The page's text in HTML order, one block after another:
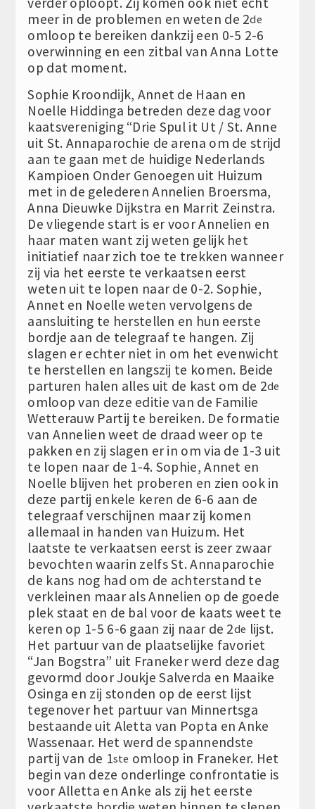
meer in de problemen en weten de 2de
omloop te bereiken dankzij een 0-5 2-6
overwinning en een zitbal van Anna Lotte
op dat moment.
Sophie Kroondijk, Annet de Haan en
Noelle Hiddinga betreden deze dag voor
kaatsvereniging “Drie Spul it Ut / St. Anne
uit St. Annaparochie de arena om de strijd
aan te gaan met de huidige Nederlands
Kampioen Onder Genoegen uit Huizum
met in de gelederen Annelien Broersma,
Anna Dieuwke Dijkstra en Marrit Zeinstra.
De vliegende start is er voor Annelien en
haar maten want zij weten gelijk het
initiatief naar zich toe te trekken wanneer
zij via het eerste te verkaatsen eerst
weten uit te lopen naar de 0-2. Sophie,
Annet en Noelle weten vervolgens de
aansluiting te herstellen en hun eerste
bordje aan de telegraaf te hangen. Zij
slagen er echter niet in om het evenwicht
te herstellen en langszij te komen. Beide
parturen halen alles uit de kast om de 2de
omloop van deze editie van de Familie
Wetterauw Partij te bereiken. De formatie
van Annelien weet de draad weer op te
pakken en zij slagen er in om via de 1-3 uit
te lopen naar de 1-4. Sophie, Annet en
Noelle blijven het proberen en zien ook in
deze partij enkele keren de 6-6 aan de
telegraaf verschijnen maar zij komen
allemaal in handen van Huizum. Het
laatste te verkaatsen eerst is zeer zwaar
bevochten waarin zelfs St. Annaparochie
de kans nog had om de achterstand te
verkleinen maar als Annelien op de goede
plek staat en de bal voor de kaats weet te
keren op 1-5 6-6 gaan zij naar de 2de lijst.
Het partuur van de plaatselijke favoriet
“Jan Bogstra” uit Franeker werd deze dag
gevormd door Joukje Salverda en Maaike
Osinga en zij stonden op de eerst lijst
tegenover het partuur van Minnertsga
bestaande uit Aletta van Popta en Anke
Wassenaar. Het werd de spannendste
partij van de 1ste omloop in Franeker. Het
begin van deze onderlinge confrontatie is
voor Alletta en Anke als zij het eerste